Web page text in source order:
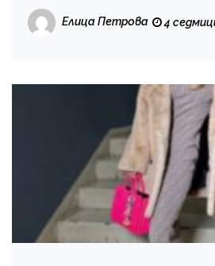
Елица Петрова 4